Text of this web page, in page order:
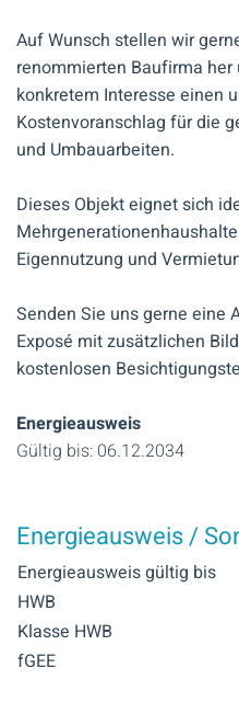
Auf Wunsch stellen wir
renommierten Baufirma
konkretem Interesse einen
Kostenvoranschlag für die
und Umbauarbeiten.
Dieses Objekt eignet sich
Eigennutzung und
Senden Sie uns gerne eine
Exposé mit zusätzlichen
kostenlosen
Energieausweis
Gültig bis: 06.12.2034
Energieausweis /
Energieausweis gültig bis
HWB
Klasse HWB
fGEE